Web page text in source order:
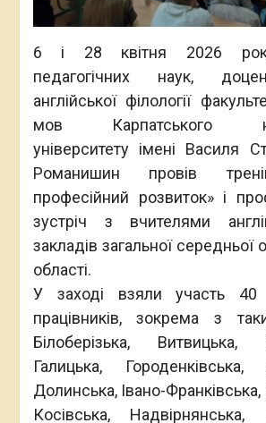
6 і 28 квітня 2026
педагогічних наук,
англійської філології
мов Карпатського
університету імені Василя
Романишин провів
професійний розвиток» і
зустріч з вчителями
закладів загальної середньої
області.
У заході взяли участь 40
працівників, зокрема з
Білоберізька, Витвицька,
Галицька, Городенківська,
Долинська, Івано-
Косівська, Надвірнянська,